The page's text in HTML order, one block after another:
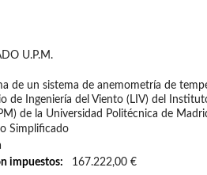
U.P.M.
de un sistema de anemometría de
de Ingeniería del Viento (LIV) del
de la Universidad Politécnica de
Simplificado
impuestos
167.222,00 €